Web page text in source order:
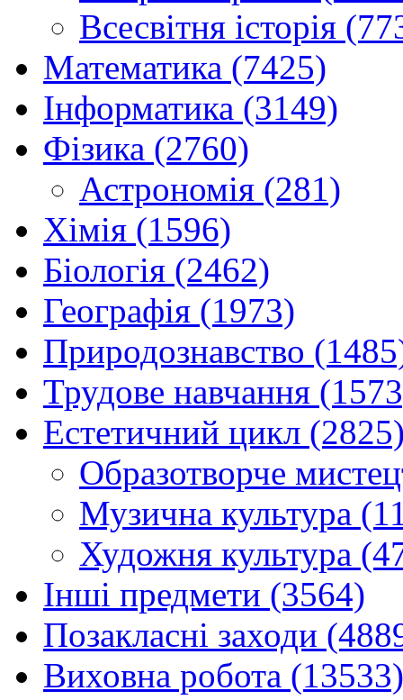
Всесвітня історія
Математика (7425)
Інформатика (3149)
Фізика (2760)
Астрономія (281)
Хімія (1596)
Біологія (2462)
Географія (1973)
Природознавство
Трудове навчання
Естетичний цикл
Образотворче
Музична культура
Художня культура
Інші предмети (3564)
Позакласні заходи
Виховна робота (13533)